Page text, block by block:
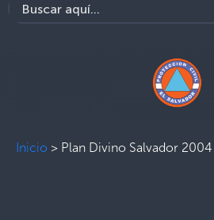
Inicio > Plan Divino Salvador 2004